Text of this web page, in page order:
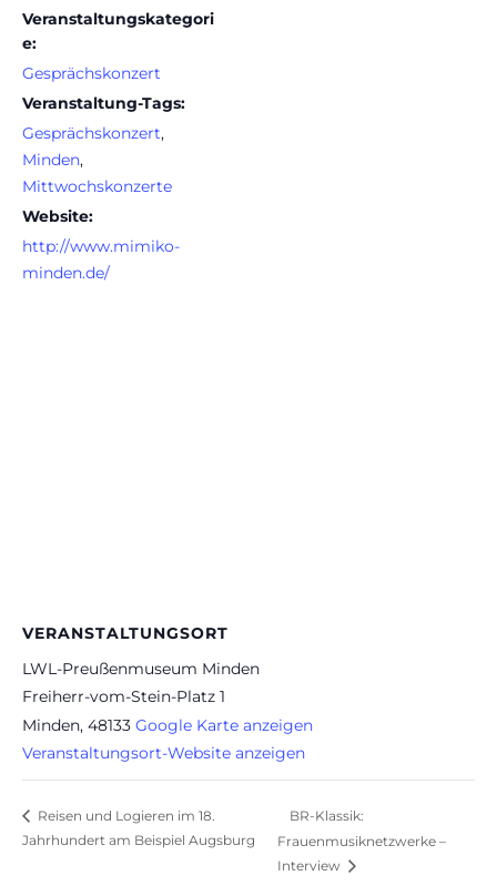
Veranstaltungskategori
e:
Gesprächskonzert
Veranstaltung-Tags:
Gesprächskonzert,
Minden,
Mittwochskonzerte
Website:
http://www.mimiko-
minden.de/
VERANSTALTUNGSORT
LWL-Preußenmuseum Minden
Freiherr-vom-Stein-Platz 1
Minden, 48133 Google Karte anzeigen
Veranstaltungsort-Website anzeigen
Reisen und Logieren im 18.
Jahrhundert am Beispiel Augsburg
BR-Klassik:
Frauenmusiknetzwerke –
Interview